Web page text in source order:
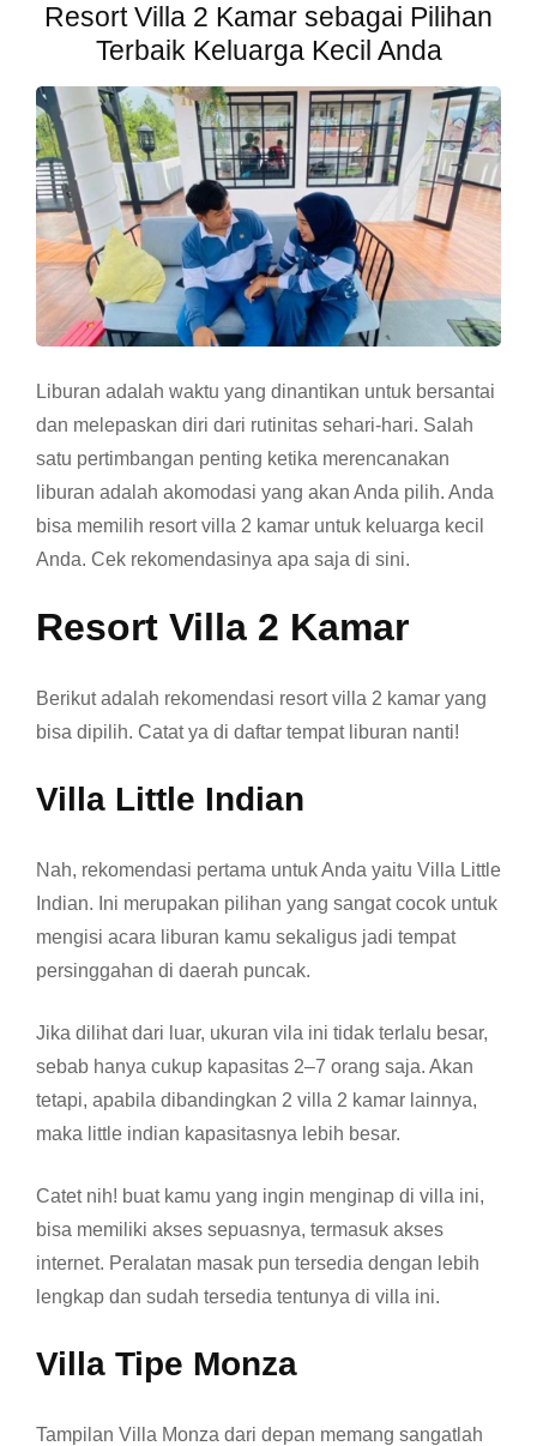
Resort Villa 2 Kamar sebagai Pilihan
Terbaik Keluarga Kecil Anda
Liburan adalah waktu yang dinantikan untuk bersantai
dan melepaskan diri dari rutinitas sehari-hari. Salah
satu pertimbangan penting ketika merencanakan
liburan adalah akomodasi yang akan Anda pilih. Anda
bisa memilih resort villa 2 kamar untuk keluarga kecil
Anda. Cek rekomendasinya apa saja di sini.
Resort Villa 2 Kamar
Berikut adalah rekomendasi resort villa 2 kamar yang
bisa dipilih. Catat ya di daftar tempat liburan nanti!
Villa Little Indian
Nah, rekomendasi pertama untuk Anda yaitu Villa Little
Indian. Ini merupakan pilihan yang sangat cocok untuk
mengisi acara liburan kamu sekaligus jadi tempat
persinggahan di daerah puncak.
Jika dilihat dari luar, ukuran vila ini tidak terlalu besar,
sebab hanya cukup kapasitas 2–7 orang saja. Akan
tetapi, apabila dibandingkan 2 villa 2 kamar lainnya,
maka little indian kapasitasnya lebih besar.
Catet nih! buat kamu yang ingin menginap di villa ini,
bisa memiliki akses sepuasnya, termasuk akses
internet. Peralatan masak pun tersedia dengan lebih
lengkap dan sudah tersedia tentunya di villa ini.
Villa Tipe Monza
Tampilan Villa Monza dari depan memang sangatlah